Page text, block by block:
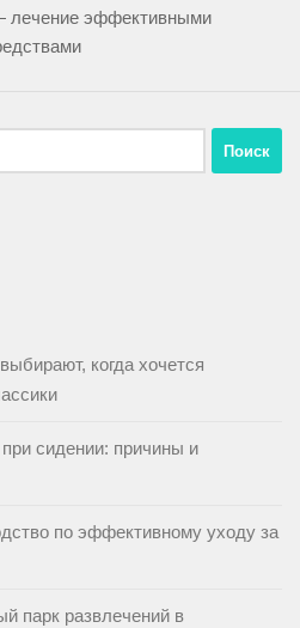
лечение эффективными
когда хочется
сидении: причины и
по эффективному уходу за
парк развлечений в